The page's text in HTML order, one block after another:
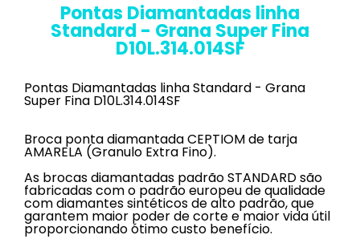
Pontas Diamantadas linha
Standard - Grana Super Fina
D10L.314.014SF
Pontas Diamantadas linha Standard - Grana
Super Fina D10L.314.014SF
Broca ponta diamantada CEPTIOM de tarja
AMARELA (Granulo Extra Fino).
As brocas diamantadas padrão STANDARD são
fabricadas com o padrão europeu de qualidade
com diamantes sintéticos de alto padrão, que
garantem maior poder de corte e maior vida útil
proporcionando ótimo custo benefício.